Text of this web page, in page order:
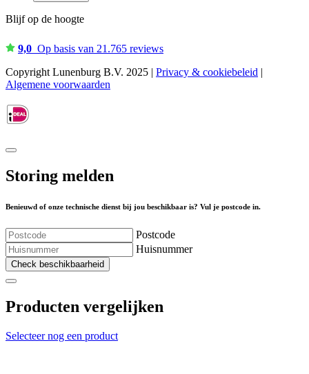
Blijf op de hoogte
9,0 Op basis van 21.765 reviews
Copyright Lunenburg B.V. 2025 | Privacy & cookiebeleid |
Algemene voorwaarden
Storing melden
Benieuwd of onze technische dienst bij jou beschikbaar is? Vul je postcode in.
Postcode
Huisnummer
Check beschikbaarheid
Producten vergelijken
Selecteer nog een product